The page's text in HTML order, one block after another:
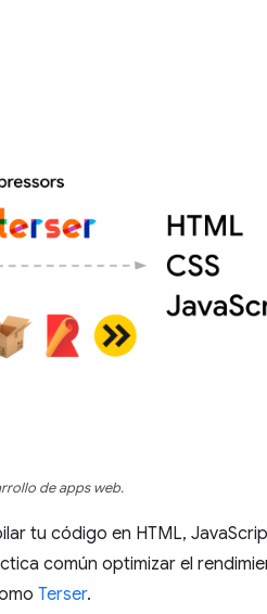
de apps web.
tu código en HTML,
común optimizar el
Terser.